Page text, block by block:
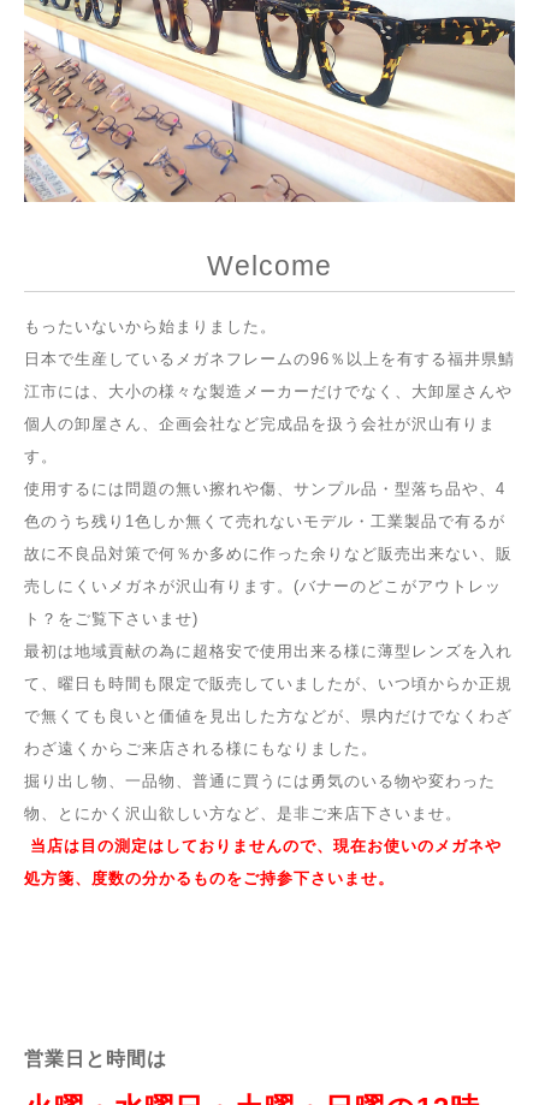
Welcome
もったいないから始まりました。
日本で生産しているメガネフレームの96％以上を有する福井県鯖
江市には、大小の様々な製造メーカーだけでなく、大卸屋さんや
個人の卸屋さん、企画会社など完成品を扱う会社が沢山有りま
す。
使用するには問題の無い擦れや傷、サンプル品・型落ち品や、4
色のうち残り1色しか無くて売れないモデル・工業製品で有るが
故に不良品対策で何％か多めに作った余りなど販売出来ない、販
売しにくいメガネが沢山有ります。(バナーのどこがアウトレッ
ト？をご覧下さいませ)
最初は地域貢献の為に超格安で使用出来る様に薄型レンズを入れ
て、曜日も時間も限定で販売していましたが、いつ頃からか正規
で無くても良いと価値を見出した方などが、県内だけでなくわざ
わざ遠くからご来店される様にもなりました。
掘り出し物、一品物、普通に買うには勇気のいる物や変わった
物、とにかく沢山欲しい方など、是非ご来店下さいませ。
当店は目の測定はしておりませんので、現在お使いのメガネや
処方箋、度数の分かるものをご持参下さいませ。
営業日と時間は